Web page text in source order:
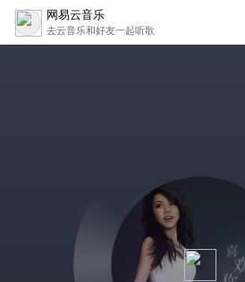
网易云音乐
去云音乐和好友一起听歌